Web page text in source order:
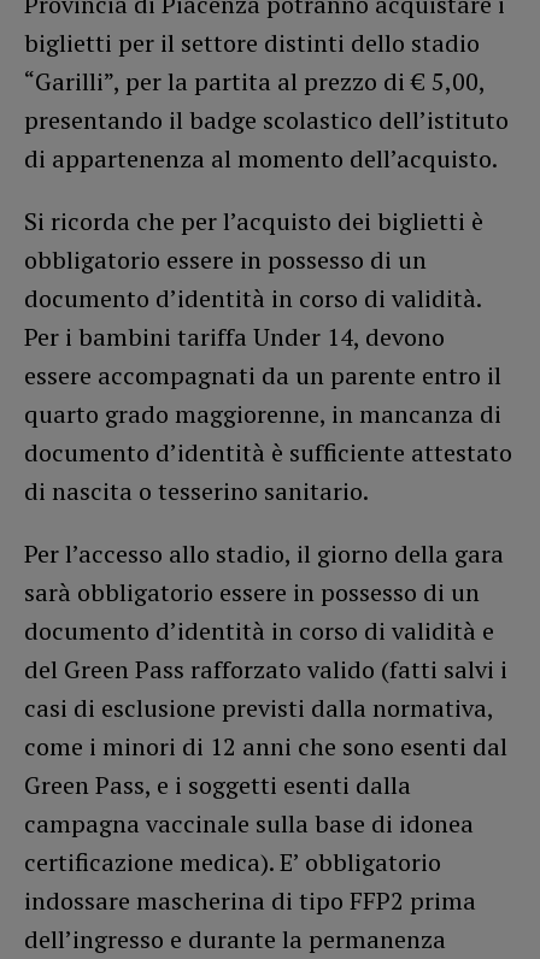
biglietti per il settore distinti dello stadio
“Garilli”, per la partita al prezzo di € 5,00,
presentando il badge scolastico dell’istituto
di appartenenza al momento dell’acquisto.
Si ricorda che per l’acquisto dei biglietti è
obbligatorio essere in possesso di un
documento d’identità in corso di validità.
Per i bambini tariffa Under 14, devono
essere accompagnati da un parente entro il
quarto grado maggiorenne, in mancanza di
documento d’identità è sufficiente attestato
di nascita o tesserino sanitario.
Per l’accesso allo stadio, il giorno della gara
sarà obbligatorio essere in possesso di un
documento d’identità in corso di validità e
del Green Pass rafforzato valido (fatti salvi i
casi di esclusione previsti dalla normativa,
come i minori di 12 anni che sono esenti dal
Green Pass, e i soggetti esenti dalla
campagna vaccinale sulla base di idonea
certificazione medica). E’ obbligatorio
indossare mascherina di tipo FFP2 prima
dell’ingresso e durante la permanenza